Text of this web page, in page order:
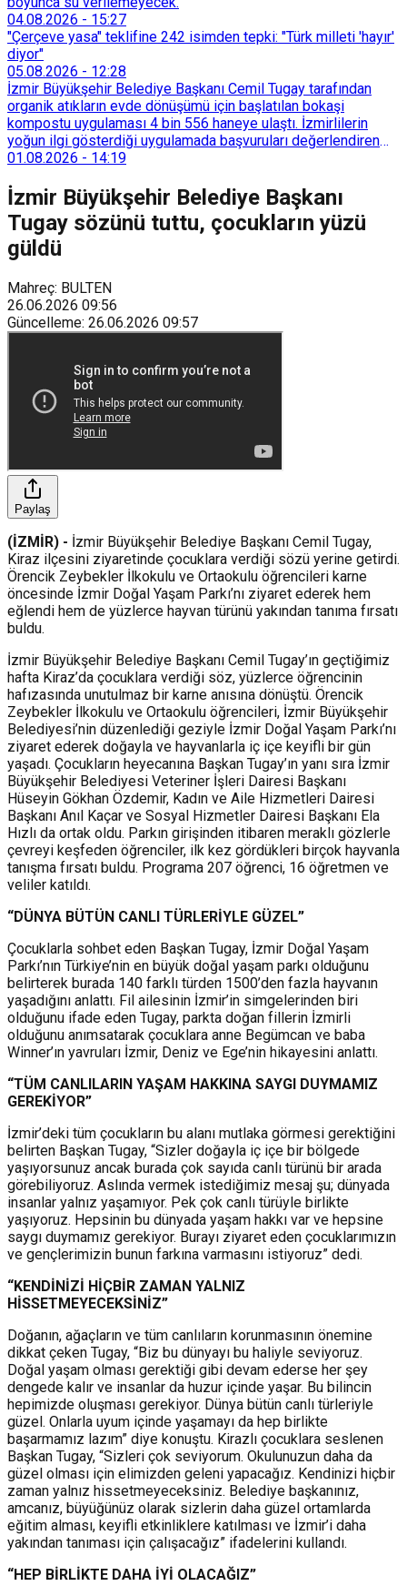
04.08.2026 - 15:27
"Çerçeve yasa" teklifine 242 isimden tepki: "Türk milleti 'hayır'
diyor"
05.08.2026 - 12:28
İzmir Büyükşehir Belediye Başkanı Cemil Tugay tarafından
organik atıkların evde dönüşümü için başlatılan bokaşi
kompostu uygulaması 4 bin 556 haneye ulaştı. İzmirlilerin
yoğun ilgi gösterdiği uygulamada başvuruları değerlendiren
Tarımsal Hizmetler Dairesi Başkanlığı, farklı ilçelerde toplam
sürdürülebilir atık yönetimi sistemine dahil etti.
01.08.2026 - 14:19
İzmir Büyükşehir Belediye Başkanı
Tugay sözünü tuttu, çocukların yüzü
güldü
Mahreç: BULTEN
26.06.2026 09:56
Güncelleme: 26.06.2026 09:57
Paylaş
(İZMİR) - İzmir Büyükşehir Belediye Başkanı Cemil Tugay,
Kiraz ilçesini ziyaretinde çocuklara verdiği sözü yerine getirdi.
Örencik Zeybekler İlkokulu ve Ortaokulu öğrencileri karne
öncesinde İzmir Doğal Yaşam Parkı’nı ziyaret ederek hem
eğlendi hem de yüzlerce hayvan türünü yakından tanıma fırsatı
buldu.
İzmir Büyükşehir Belediye Başkanı Cemil Tugay’ın geçtiğimiz
hafta Kiraz’da çocuklara verdiği söz, yüzlerce öğrencinin
hafızasında unutulmaz bir karne anısına dönüştü. Örencik
Zeybekler İlkokulu ve Ortaokulu öğrencileri, İzmir Büyükşehir
Belediyesi’nin düzenlediği geziyle İzmir Doğal Yaşam Parkı’nı
ziyaret ederek doğayla ve hayvanlarla iç içe keyifli bir gün
yaşadı. Çocukların heyecanına Başkan Tugay’ın yanı sıra İzmir
Büyükşehir Belediyesi Veteriner İşleri Dairesi Başkanı
Hüseyin Gökhan Özdemir, Kadın ve Aile Hizmetleri Dairesi
Başkanı Anıl Kaçar ve Sosyal Hizmetler Dairesi Başkanı Ela
Hızlı da ortak oldu. Parkın girişinden itibaren meraklı gözlerle
çevreyi keşfeden öğrenciler, ilk kez gördükleri birçok hayvanla
tanışma fırsatı buldu. Programa 207 öğrenci, 16 öğretmen ve
veliler katıldı.
“DÜNYA BÜTÜN CANLI TÜRLERİYLE GÜZEL”
Çocuklarla sohbet eden Başkan Tugay, İzmir Doğal Yaşam
Parkı’nın Türkiye’nin en büyük doğal yaşam parkı olduğunu
belirterek burada 140 farklı türden 1500’den fazla hayvanın
yaşadığını anlattı. Fil ailesinin İzmir’in simgelerinden biri
olduğunu ifade eden Tugay, parkta doğan fillerin İzmirli
olduğunu anımsatarak çocuklara anne Begümcan ve baba
Winner’ın yavruları İzmir, Deniz ve Ege’nin hikayesini anlattı.
“TÜM CANLILARIN YAŞAM HAKKINA SAYGI DUYMAMIZ
GEREKİYOR”
İzmir’deki tüm çocukların bu alanı mutlaka görmesi gerektiğini
belirten Başkan Tugay, “Sizler doğayla iç içe bir bölgede
yaşıyorsunuz ancak burada çok sayıda canlı türünü bir arada
görebiliyoruz. Aslında vermek istediğimiz mesaj şu; dünyada
insanlar yalnız yaşamıyor. Pek çok canlı türüyle birlikte
yaşıyoruz. Hepsinin bu dünyada yaşam hakkı var ve hepsine
saygı duymamız gerekiyor. Burayı ziyaret eden çocuklarımızın
ve gençlerimizin bunun farkına varmasını istiyoruz” dedi.
“KENDİNİZİ HİÇBİR ZAMAN YALNIZ
HİSSETMEYECEKSİNİZ”
Doğanın, ağaçların ve tüm canlıların korunmasının önemine
dikkat çeken Tugay, “Biz bu dünyayı bu haliyle seviyoruz.
Doğal yaşam olması gerektiği gibi devam ederse her şey
dengede kalır ve insanlar da huzur içinde yaşar. Bu bilincin
hepimizde oluşması gerekiyor. Dünya bütün canlı türleriyle
güzel. Onlarla uyum içinde yaşamayı da hep birlikte
başarmamız lazım” diye konuştu. Kirazlı çocuklara seslenen
Başkan Tugay, “Sizleri çok seviyorum. Okulunuzun daha da
güzel olması için elimizden geleni yapacağız. Kendinizi hiçbir
zaman yalnız hissetmeyeceksiniz. Belediye başkanınız,
amcanız, büyüğünüz olarak sizlerin daha güzel ortamlarda
eğitim alması, keyifli etkinliklere katılması ve İzmir’i daha
yakından tanıması için çalışacağız” ifadelerini kullandı.
“HEP BİRLİKTE DAHA İYİ OLACAĞIZ”